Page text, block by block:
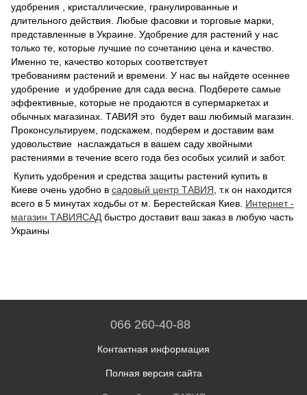
удобрения , кристаллические, гранулированные и
длительного действия. Любые фасовки и торговые марки,
представленные в Украине. Удобрение для растений у нас
только те, которые лучшие по сочетанию цена и качество.
Именно те, качество которых соответствует
требованиям растений и времени. У нас вы найдете осеннее
удобрение и удобрение для сада весна. Подберете самые
эффективные, которые не продаются в супермаркетах и
обычных магазинах. ТАВИЯ это будет ваш любимый магазин.
Проконсультируем, подскажем, подберем и доставим вам
удовольствие наслаждаться в вашем саду хвойными
растениями в течение всего года без особых усилий и забот.
Купить удобрения и средства защиты растений купить в
Киеве очень удобно в садовый центр ТАВИЯ , т.к он находится
всего в 5 минутах ходьбы от м. Берестейская Киев. Интернет -
магазин ТАВИЯСАД быстро доставит ваш заказ в любую часть
Украины
066 260-40-88
Контактная информация
Полная версия сайта